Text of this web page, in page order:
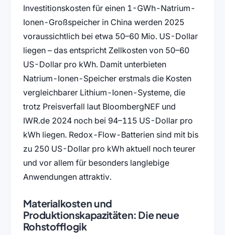
Investitionskosten für einen 1-GWh-Natrium-
Ionen-Großspeicher in China werden 2025
voraussichtlich bei etwa 50–60 Mio. US-Dollar
liegen – das entspricht Zellkosten von 50–60
US-Dollar pro kWh. Damit unterbieten
Natrium-Ionen-Speicher erstmals die Kosten
vergleichbarer Lithium-Ionen-Systeme, die
trotz Preisverfall laut BloombergNEF und
IWR.de 2024 noch bei 94–115 US-Dollar pro
kWh liegen. Redox-Flow-Batterien sind mit bis
zu 250 US-Dollar pro kWh aktuell noch teurer
und vor allem für besonders langlebige
Anwendungen attraktiv.
Materialkosten und
Produktionskapazitäten: Die neue
Rohstofflogik